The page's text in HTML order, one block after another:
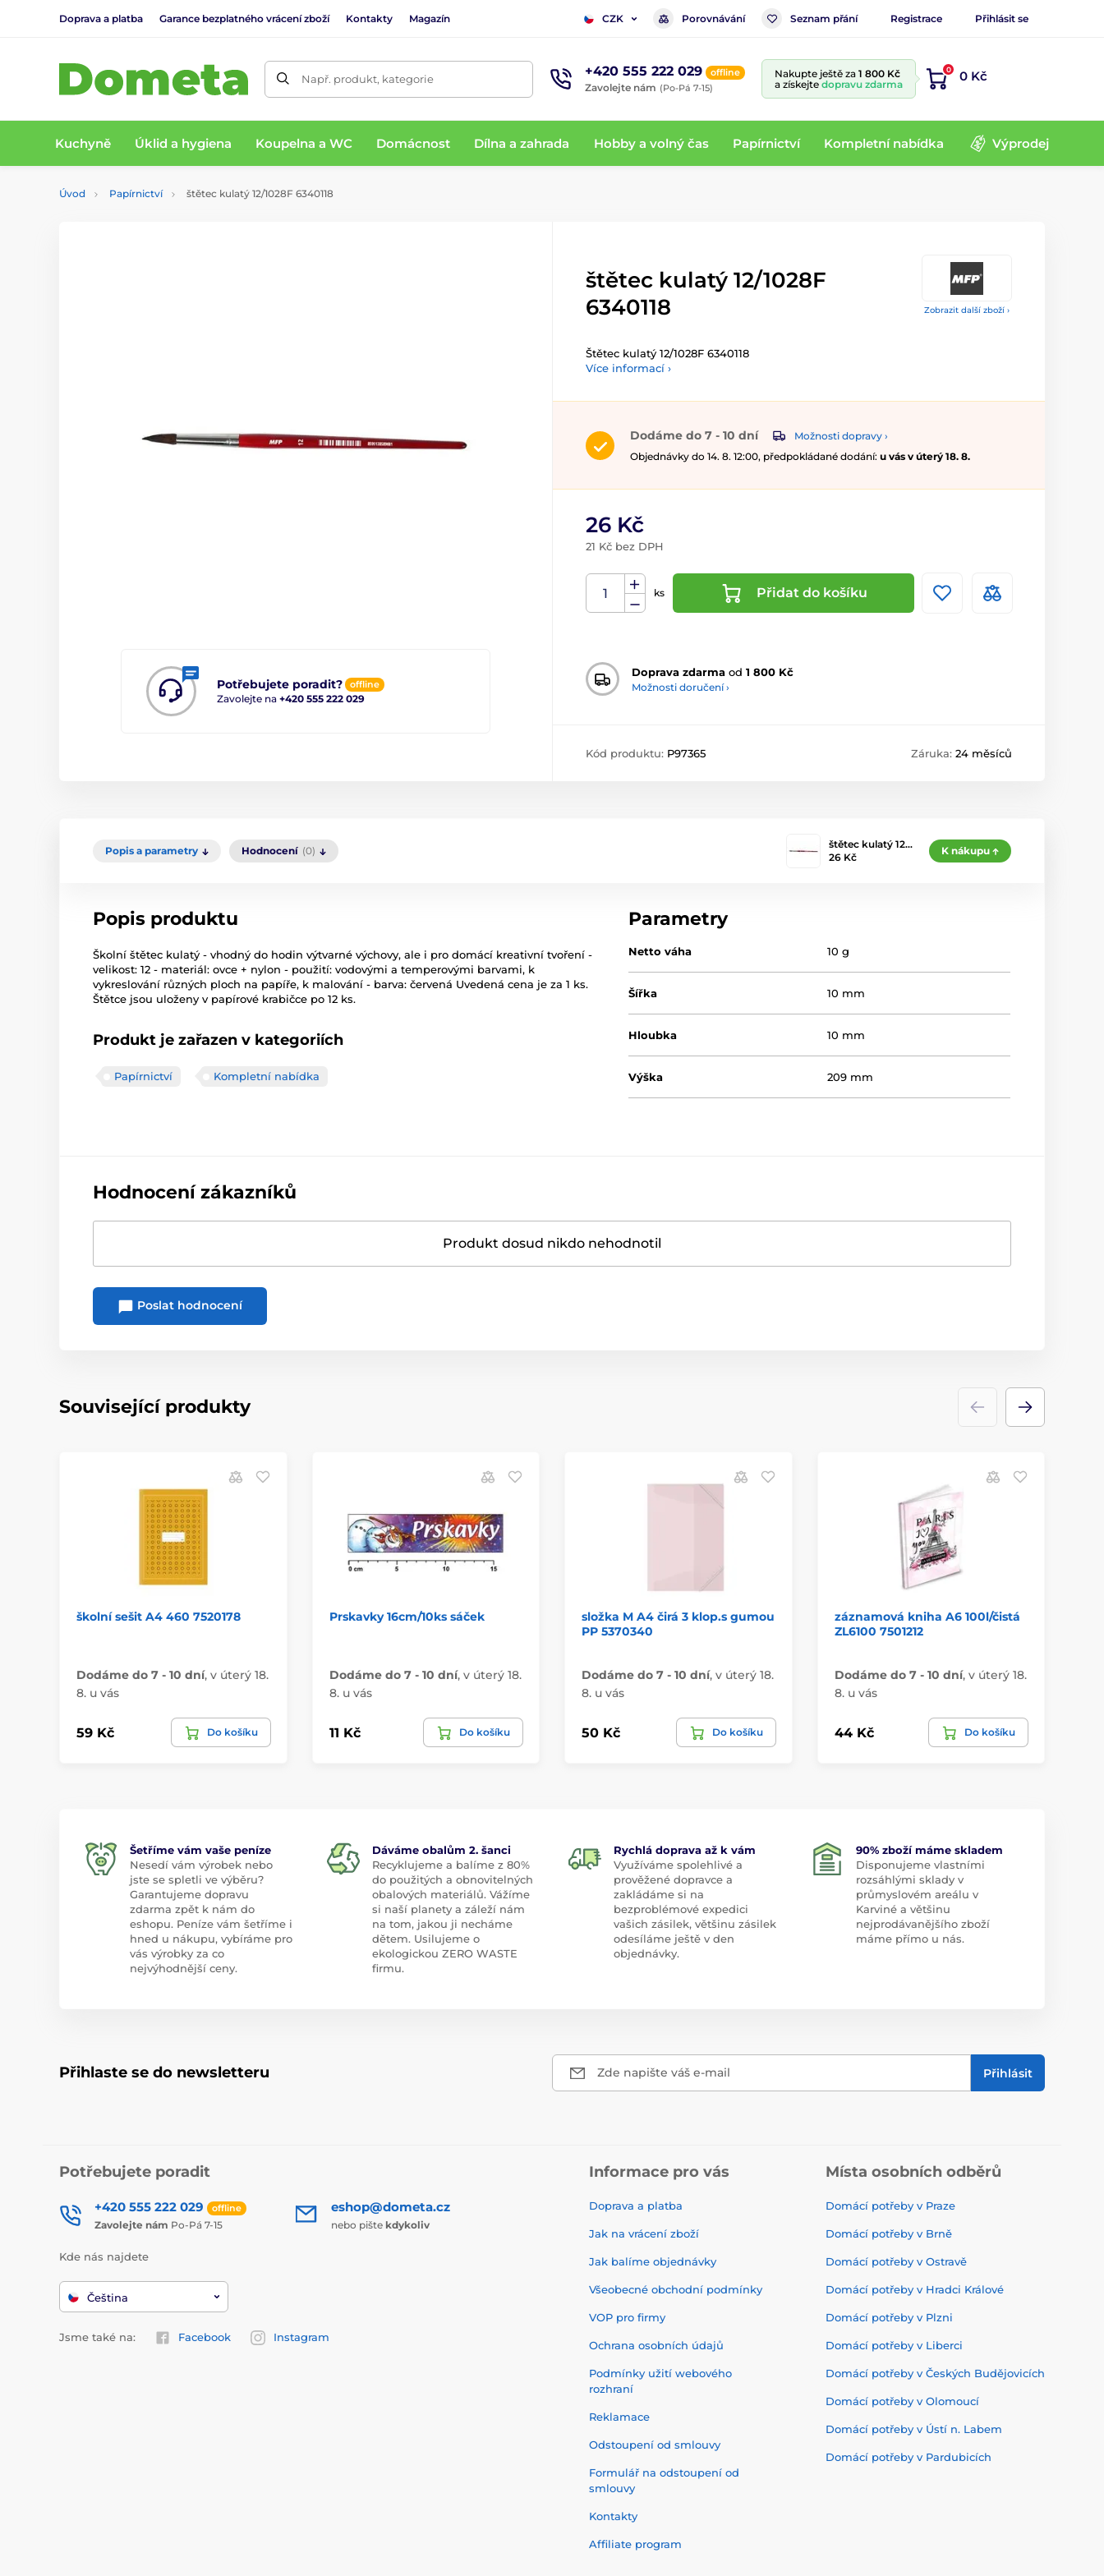
Doprava a platba Garance bezplatného vrácení zboží Kontakty Magazín CZK Porovnávání Seznam přání Registrace Přihlásit se
Např. produkt, kategorie +420 555 222 029 offline
Zavolejte nám (Po-Pá 7-15)
Nakupte ještě za 1 800 Kč
a získejte dopravu zdarma
0 0 Kč
Kuchyně Úklid a hygiena Koupelna a WC Domácnost Dílna a zahrada Hobby a volný čas Papírnictví Kompletní nabídka Výprodej
Úvod Papírnictví štětec kulatý 12/1028F 6340118
Zobrazit další zboží ›
Potřebujete poradit? offline
Zavolejte na +420 555 222 029
štětec kulatý 12/1028F
6340118
Štětec kulatý 12/1028F 6340118
Více informací ›
Dodáme do 7 - 10 dní
Možnosti dopravy ›
Objednávky do 14. 8. 12:00, předpokládané dodání: u vás v úterý 18. 8.
26 Kč
21 Kč bez DPH
ks Přidat do košíku
Doprava zdarma od 1 800 Kč
Možnosti doručení ›
Kód produktu: P97365 Záruka: 24 měsíců
Popis a parametry Hodnocení (0)
štětec kulatý 12…
26 Kč
K nákupu
Popis produktu
Školní štětec kulatý - vhodný do hodin výtvarné výchovy, ale i pro domácí kreativní tvoření -
velikost: 12 - materiál: ovce + nylon - použití: vodovými a temperovými barvami, k
vykreslování různých ploch na papíře, k malování - barva: červená Uvedená cena je za 1 ks.
Štětce jsou uloženy v papírové krabičce po 12 ks.
Produkt je zařazen v kategoriích
Papírnictví Kompletní nabídka
Parametry
Netto váha 10 g
Šířka 10 mm
Hloubka 10 mm
Výška 209 mm
Hodnocení zákazníků
Produkt dosud nikdo nehodnotil
Poslat hodnocení
Související produkty
školní sešit A4 460 7520178
Dodáme do 7 - 10 dní, v úterý 18.
8. u vás
59 Kč Do košíku
Prskavky 16cm/10ks sáček
Dodáme do 7 - 10 dní, v úterý 18.
8. u vás
11 Kč Do košíku
složka M A4 čirá 3 klop.s gumou
PP 5370340
Dodáme do 7 - 10 dní, v úterý 18.
8. u vás
50 Kč Do košíku
záznamová kniha A6 100l/čistá
ZL6100 7501212
Dodáme do 7 - 10 dní, v úterý 18.
8. u vás
44 Kč Do košíku
Šetříme vám vaše peníze
Nesedí vám výrobek nebo
jste se spletli ve výběru?
Garantujeme dopravu
zdarma zpět k nám do
eshopu. Peníze vám šetříme i
hned u nákupu, vybíráme pro
vás výrobky za co
nejvýhodnější ceny.
Dáváme obalům 2. šanci
Recyklujeme a balíme z 80%
do použitých a obnovitelných
obalových materiálů. Vážíme
si naší planety a záleží nám
na tom, jakou ji necháme
dětem. Usilujeme o
ekologickou ZERO WASTE
firmu.
Rychlá doprava až k vám
Využíváme spolehlivé a
prověžené dopravce a
zakládáme si na
bezproblémové expedici
vašich zásilek, většinu zásilek
odesíláme ještě v den
objednávky.
90% zboží máme skladem
Disponujeme vlastními
rozsáhlými sklady v
průmyslovém areálu v
Karviné a většinu
nejprodávanějšího zboží
máme přímo u nás.
Přihlaste se do newsletteru Zde napište váš e-mail Přihlásit
Potřebujete poradit
+420 555 222 029 offline
Zavolejte nám Po-Pá 7-15
eshop@dometa.cz
nebo pište kdykoliv
Kde nás najdete
Čeština
Jsme také na: Facebook Instagram
Informace pro vás
Doprava a platba
Jak na vrácení zboží
Jak balíme objednávky
Všeobecné obchodní podmínky
VOP pro firmy
Ochrana osobních údajů
Podmínky užití webového
rozhraní
Reklamace
Odstoupení od smlouvy
Formulář na odstoupení od
smlouvy
Kontakty
Affiliate program
Místa osobních odběrů
Domácí potřeby v Praze
Domácí potřeby v Brně
Domácí potřeby v Ostravě
Domácí potřeby v Hradci Králové
Domácí potřeby v Plzni
Domácí potřeby v Liberci
Domácí potřeby v Českých Budějovicích
Domácí potřeby v Olomoucí
Domácí potřeby v Ústí n. Labem
Domácí potřeby v Pardubicích